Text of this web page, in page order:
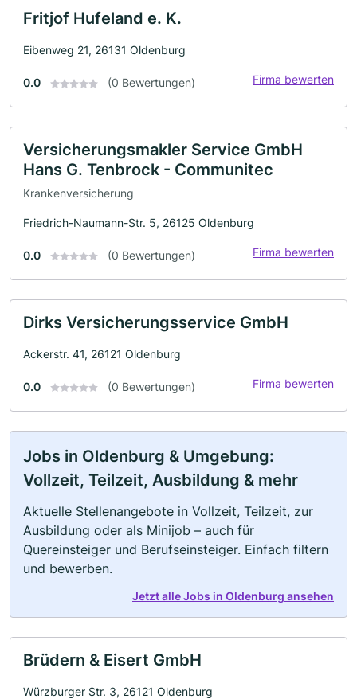
Fritjof Hufeland e. K.
Eibenweg 21, 26131 Oldenburg
0.0 (0 Bewertungen) Firma bewerten
Versicherungsmakler Service GmbH
Hans G. Tenbrock - Communitec
Krankenversicherung
Friedrich-Naumann-Str. 5, 26125 Oldenburg
0.0 (0 Bewertungen) Firma bewerten
Dirks Versicherungsservice GmbH
Ackerstr. 41, 26121 Oldenburg
0.0 (0 Bewertungen) Firma bewerten
Jobs in Oldenburg & Umgebung:
Vollzeit, Teilzeit, Ausbildung & mehr
Aktuelle Stellenangebote in Vollzeit, Teilzeit, zur
Ausbildung oder als Minijob – auch für
Quereinsteiger und Berufseinsteiger. Einfach filtern
und bewerben.
Jetzt alle Jobs in Oldenburg ansehen
Brüdern & Eisert GmbH
Würzburger Str. 3, 26121 Oldenburg